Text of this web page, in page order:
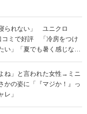
られない」 ユニクロ
コミで好評 「冷房をつけ
い」「夏でも暑く感じな
ね」と言われた女性→ミニ
の姿に「『マジか！』っ
レ」